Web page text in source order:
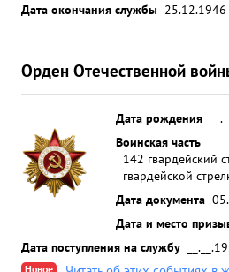
Дата окончания службы 25.12.1946
Орден Отечественной
Дата рождения
Воинская часть
142 гвардейский
гвардейской
Дата документа
Дата и место
Дата поступления на службу
Новое